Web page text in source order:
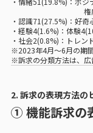
権威
・認識71(27.5%)：好奇
・経験4(1.6%)：体験
・社会2(0.8%)：トレ
※2023年4月〜6月の期
※訴求の分類方法は、広
2. 訴求の表現方法の
① 機能訴求の